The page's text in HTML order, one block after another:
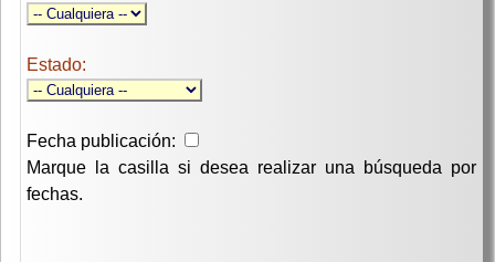
Estado:
Fecha publicación:
Marque la casilla si desea realizar una búsqueda por
fechas.